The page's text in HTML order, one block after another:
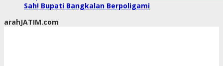
Sah! Bupati Bangkalan Berpoligami
arahJATIM.com